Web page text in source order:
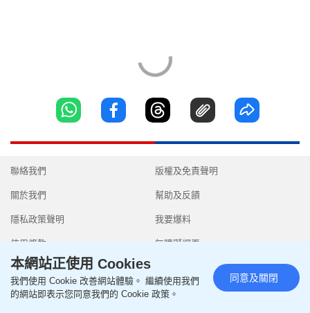
聯絡我們
關於我們
隱私政策聲明
使用條款
版權及免責聲明
幫助及反饋
我要爆料
無障礙網頁
Copyright © 2026 SingTao Ltd.All rights reserved.
本網站正使用 Cookies
我們使用 Cookie 改善網站體驗。 繼續使用我們
的網站即表示您同意我們的 Cookie 政策。
同意及關閉